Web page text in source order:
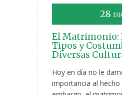
28
El Matrimonio:
Tipos y
Diversas
Hoy en día no le
importancia al hecho